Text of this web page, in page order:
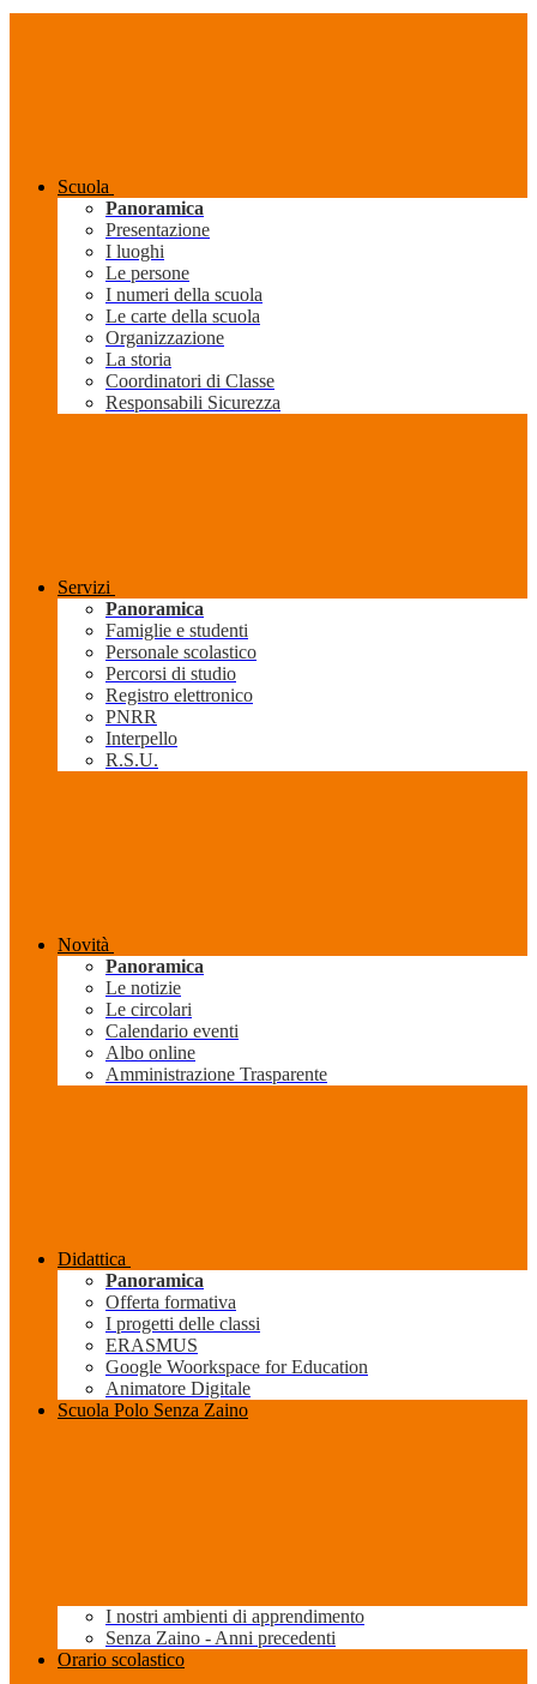
Scuola
Panoramica
Presentazione
I luoghi
Le persone
I numeri della scuola
Le carte della scuola
Organizzazione
La storia
Coordinatori di Classe
Responsabili Sicurezza
Servizi
Panoramica
Famiglie e studenti
Personale scolastico
Percorsi di studio
Registro elettronico
PNRR
Interpello
R.S.U.
Novità
Panoramica
Le notizie
Le circolari
Calendario eventi
Albo online
Amministrazione Trasparente
Didattica
Panoramica
Offerta formativa
I progetti delle classi
ERASMUS
Google Woorkspace for Education
Animatore Digitale
Scuola Polo Senza Zaino
I nostri ambienti di apprendimento
Senza Zaino - Anni precedenti
Orario scolastico